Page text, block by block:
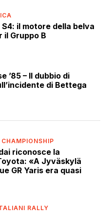
il motore della belva
Gruppo B
’85 – Il dubbio di
di Bettega
riconosce la
«A Jyväskylä
GR Yaris era quasi
RALLY